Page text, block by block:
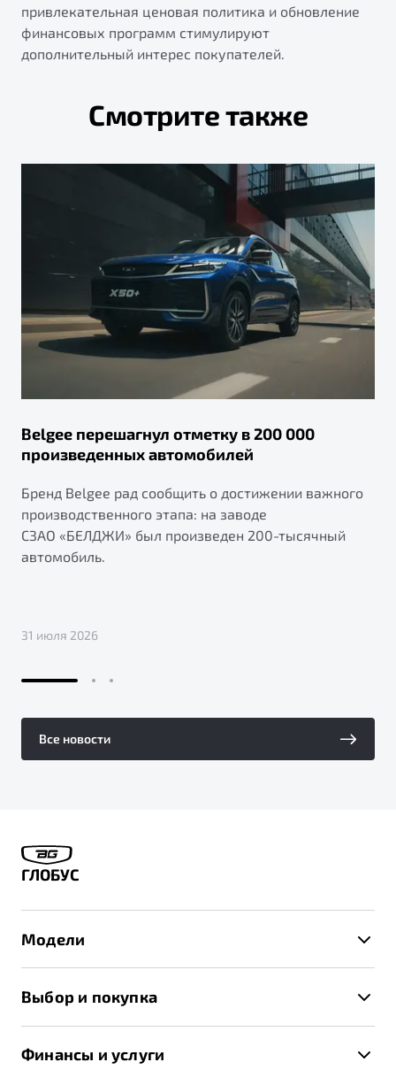
привлекательная ценовая политика и обновление
финансовых программ стимулируют
дополнительный интерес покупателей.
Смотрите также
Belgee перешагнул отметку в 200 000
произведенных автомобилей
Бренд Belgee рад сообщить о достижении важного
производственного этапа: на заводе
СЗАО «БЕЛДЖИ» был произведен 200-тысячный
автомобиль.
31 июля 2026
Все новости
ГЛОБУС
Модели
X70
Выбор и покупка
Финансы и услуги